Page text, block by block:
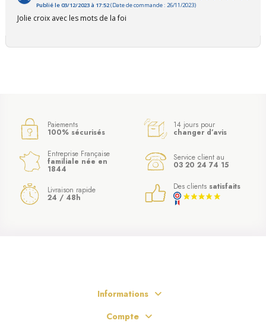
Publié le 03/12/2023 à 17:52(Date de commande : 26/11/2023)
Jolie croix avec les mots de la foi
Paiements
100% sécurisés
14 jours pour
changer d’avis
Entreprise Française
familiale née en
1844
Service client au
03 20 24 74 15
Livraison rapide
24 / 48h
Des clients satisfaits
Informations
Compte